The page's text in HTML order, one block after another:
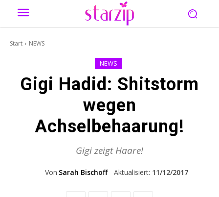
Start NEWS
NEWS
Gigi Hadid: Shitstorm
wegen
Achselbehaarung!
Gigi zeigt Haare!
Von Sarah Bischoff Aktualisiert: 11/12/2017